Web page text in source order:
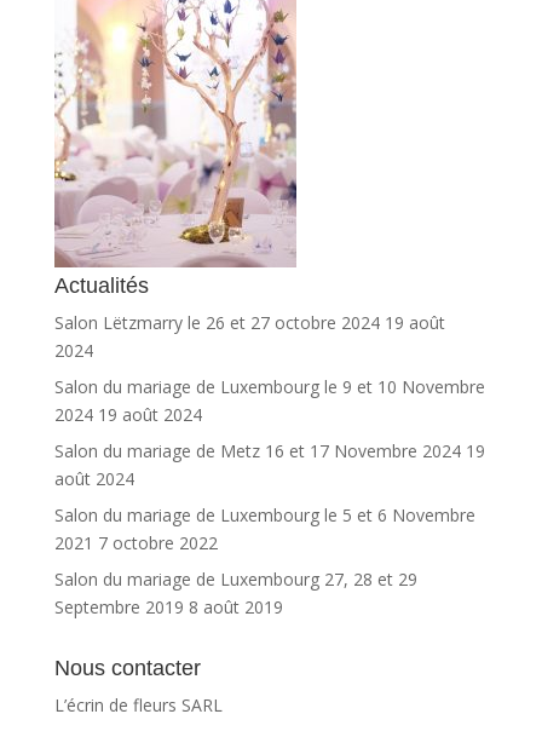
Actualités
Salon Lëtzmarry le 26 et 27 octobre 2024 19 août
2024
Salon du mariage de Luxembourg le 9 et 10 Novembre
2024 19 août 2024
Salon du mariage de Metz 16 et 17 Novembre 2024 19
août 2024
Salon du mariage de Luxembourg le 5 et 6 Novembre
2021 7 octobre 2022
Salon du mariage de Luxembourg 27, 28 et 29
Septembre 2019 8 août 2019
Nous contacter
L’écrin de fleurs SARL